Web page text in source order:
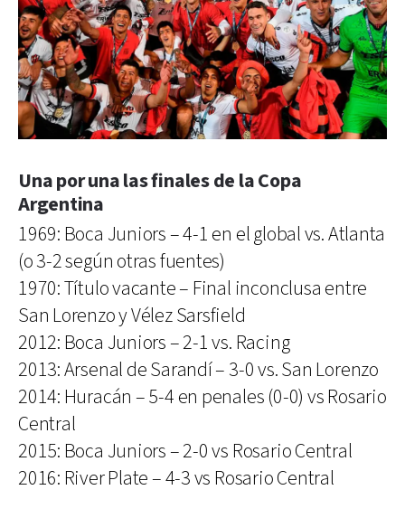
Una por una las finales de la Copa
Argentina
1969: Boca Juniors – 4-1 en el global vs. Atlanta
(o 3-2 según otras fuentes)
1970: Título vacante – Final inconclusa entre
San Lorenzo y Vélez Sarsfield
2012: Boca Juniors – 2-1 vs. Racing
2013: Arsenal de Sarandí – 3-0 vs. San Lorenzo
2014: Huracán – 5-4 en penales (0-0) vs Rosario
Central
2015: Boca Juniors – 2-0 vs Rosario Central
2016: River Plate – 4-3 vs Rosario Central